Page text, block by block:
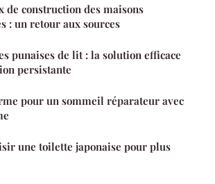
de construction des maisons
: un retour aux sources
punaises de lit : la solution efficace
persistante
pour un sommeil réparateur avec
une toilette japonaise pour plus